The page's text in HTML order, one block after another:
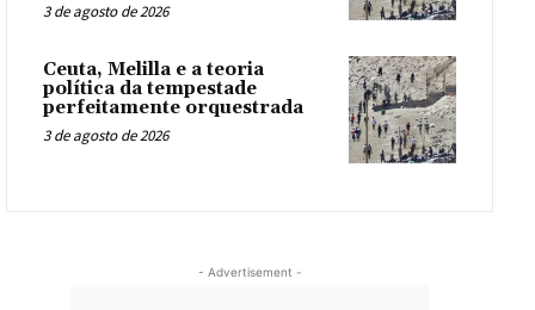
3 de agosto de 2026
Ceuta, Melilla e a teoria
política da tempestade
perfeitamente orquestrada
3 de agosto de 2026
- Advertisement -